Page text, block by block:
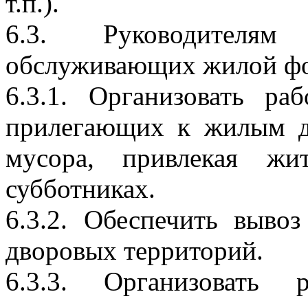
6.3.
обслуживающих жилой
6.3.1. Организовать
прилегающих к жилым
мусора, привлекая
субботниках.
6.3.2. Обеспечить
дворовых территорий.
6.3.3. Организовать